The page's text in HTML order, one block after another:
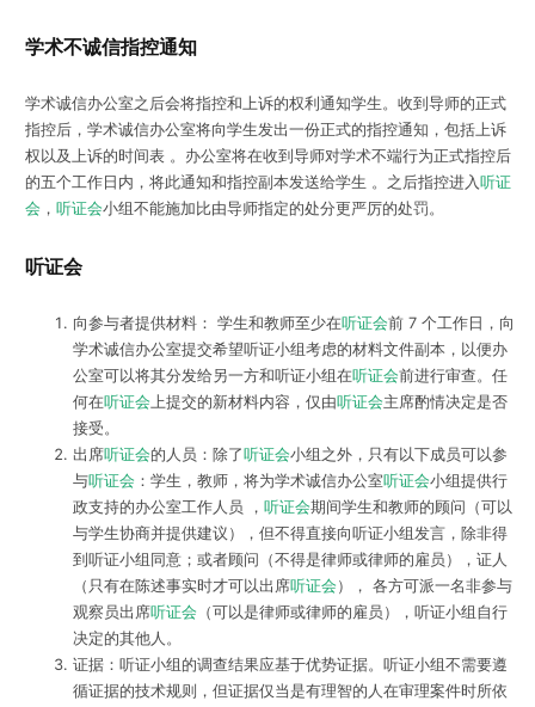
学术不诚信指控通知
学术诚信办公室之后会将指控和上诉的权利通知学生。收到导师的正式
指控后，学术诚信办公室将向学生发出一份正式的指控通知，包括上诉
权以及上诉的时间表 。办公室将在收到导师对学术不端行为正式指控后
的五个工作日内，将此通知和指控副本发送给学生 。之后指控进入听证
会 ， 听证会小组不能施加比由导师指定的处分更严厉的处罚。
听证会
向参与者提供材料： 学生和教师至少在听证会前 7 个工作日，向
学术诚信办公室提交希望听证小组考虑的材料文件副本，以便办
公室可以将其分发给另一方和听证小组在听证会前进行审查。任
何在听证会上提交的新材料内容，仅由听证会主席酌情决定是否
接受。
出席听证会的人员：除了听证会小组之外，只有以下成员可以参
与听证会 ：学生，教师，将为学术诚信办公室听证会小组提供行
政支持的办公室工作人员 ， 听证会期间学生和教师的顾问（可以
与学生协商并提供建议），但不得直接向听证小组发言，除非得
到听证小组同意；或者顾问（不得是律师或律师的雇员），证人
（只有在陈述事实时才可以出席听证会 ）， 各方可派一名非参与
观察员出席听证会 （可以是律师或律师的雇员），听证小组自行
决定的其他人。
证据：听证小组的调查结果应基于优势证据。听证小组不需要遵
循证据的技术规则，但证据仅当是有理智的人在审理案件时所依